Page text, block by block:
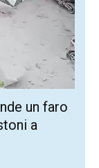
un faro
a